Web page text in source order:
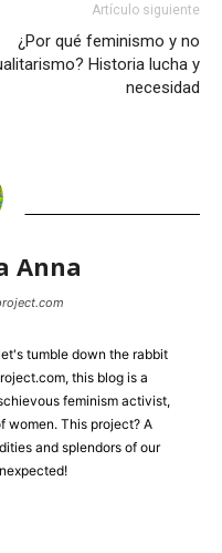
Artículo siguiente
¿Por qué feminismo y no
Historia lucha y
necesidad
Anna
tumble down the rabbit
this blog is a
feminism activist,
women. This project? A
and splendors of our